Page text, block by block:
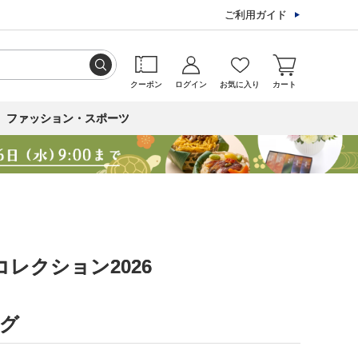
ご利用ガイド
クーポン ログイン お気に入り カート
ファッション・スポーツ
レクション2026